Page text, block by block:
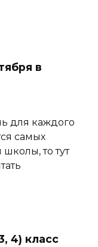
в
для каждого
самых
то тут
4) класс